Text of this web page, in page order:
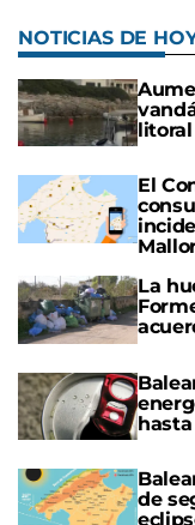
NOTICIAS DE
El
La
de